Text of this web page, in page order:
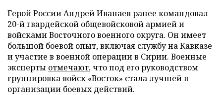
Герой России Андрей Иванаев ранее командовал
20-й гвардейской общевойсковой армией и
войсками Восточного военного округа. Он имеет
большой боевой опыт, включая службу на Кавказе
и участие в военной операции в Сирии. Военные
эксперты отмечают, что под его руководством
группировка войск «Восток» стала лучшей в
организации боевых действий.